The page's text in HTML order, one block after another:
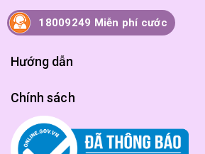
Thông tin
Hướng dẫn
Chính sách
18009249 Miễn phí cước